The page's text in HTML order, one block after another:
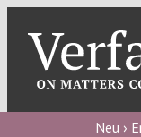
content
blog
Neu ›